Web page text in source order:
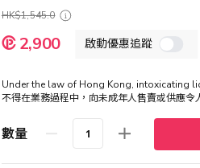
HK$1,545.0
特
殊
啟動優惠追蹤
2,900
Under the law of Hong Kong, intoxicating
不得在業務過程中，向未成年人售賣或供應令
數量